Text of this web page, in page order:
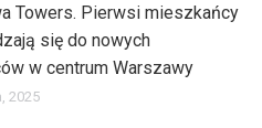
Towers. Pierwsi mieszkańcy
się do nowych
w centrum Warszawy
2025